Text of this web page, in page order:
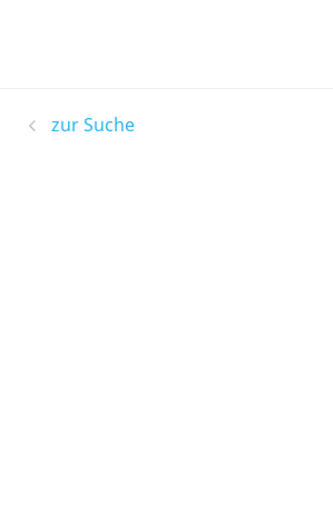
zur Suche